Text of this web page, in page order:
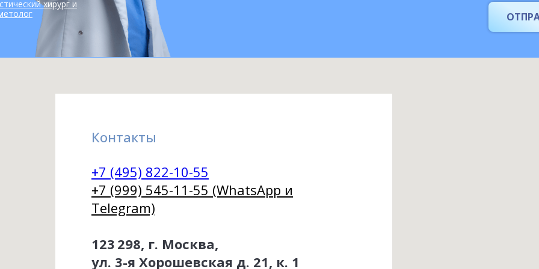
хирург и
Контакты
+7 (495) 822-10-55
+7 (999) 545-11-55 (WhatsApp и
Telegram)
123 298, г. Москва,
ул. 3-я Хорошевская д. 21, к. 1